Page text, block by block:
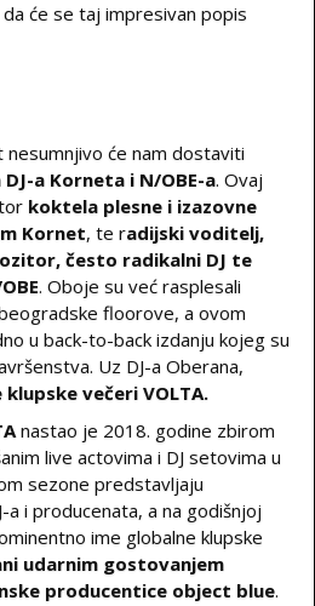
će se taj impresivan popis
nesumnjivo će nam dostaviti
a Korneta i N/OBE-a. Ovaj
koktela plesne i izazovne
Kornet, te radijski voditelj,
često radikalni DJ te
. Oboje su već rasplesali
floorove, a ovom
u back-to-back izdanju kojeg su
Uz DJ-a Oberana,
večeri VOLTA.
nastao je 2018. godine zbirom
live actovima i DJ setovima u
sezone predstavljaju
a i producenata, a na godišnjoj
ime globalne klupske
udarnim gostovanjem
producentice object blue.